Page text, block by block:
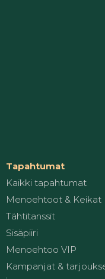
Tapahtumat
Kaikki tapahtumat
Menoehtoot & Keikat
Tähtitanssit
Sisäpiiri
Menoehtoo VIP
Kampanjat &